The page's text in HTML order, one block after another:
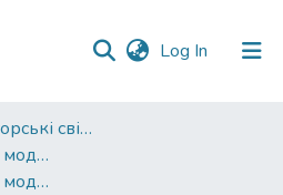
Log In (current)
Патенти та авторські свідоцтва
Патенти на корисну модель
Патенти на корисну модель_2018